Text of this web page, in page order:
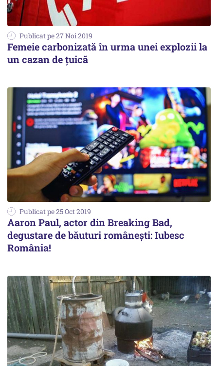
Publicat pe 27 Noi 2019
Femeie carbonizată în urma unei explozii la
un cazan de țuică
Publicat pe 25 Oct 2019
Aaron Paul, actor din Breaking Bad,
degustare de băuturi româneşti: Iubesc
România!